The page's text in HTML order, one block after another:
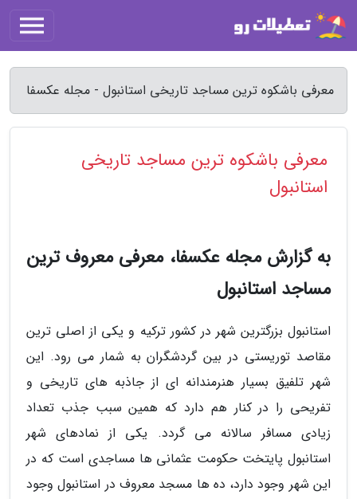
معرفی باشکوه ترین مساجد تاریخی استانبول - مجله عکسفا
معرفی باشکوه ترین مساجد تاریخی
استانبول
به گزارش مجله عکسفا، معرفی معروف ترین
مساجد استانبول
استانبول بزرگترین شهر در کشور ترکیه و یکی از اصلی ترین
مقاصد توریستی در بین گردشگران به شمار می رود. این
شهر تلفیق بسیار هنرمندانه ای از جاذبه های تاریخی و
تفریحی را در کنار هم دارد که همین سبب جذب تعداد
زیادی مسافر سالانه می گردد. یکی از نمادهای شهر
استانبول پایتخت حکومت عثمانی ها مساجدی است که در
این شهر وجود دارد، ده ها مسجد معروف در استانبول وجود